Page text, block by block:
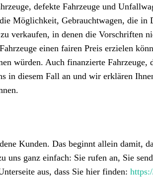
defekte Fahrzeuge und
Möglichkeit, Gebrauchtwagen, die in
verkaufen, in denen die Vorschriften
einen fairen Preis erzielen
würden. Auch finanzierte
in diesem Fall an und wir erklären
Kunden. Das beginnt allein damit,
uns ganz einfach: Sie rufen an, Sie
aus, dass Sie hier finden: